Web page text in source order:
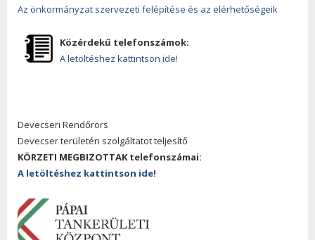
Az önkormányzat szervezeti felépítése és az elérhetőségeik
Közérdekű telefonszámok:
A letöltéshez kattintson ide!
Devecseri Rendőrörs
Devecser területén szolgáltatot teljesítő
KÖRZETI MEGBIZOTTAK telefonszámai:
A letöltéshez kattintson ide!